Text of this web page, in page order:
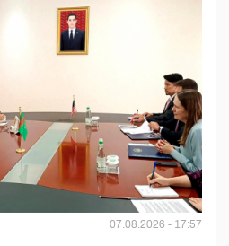
07.08.2026 - 17:57